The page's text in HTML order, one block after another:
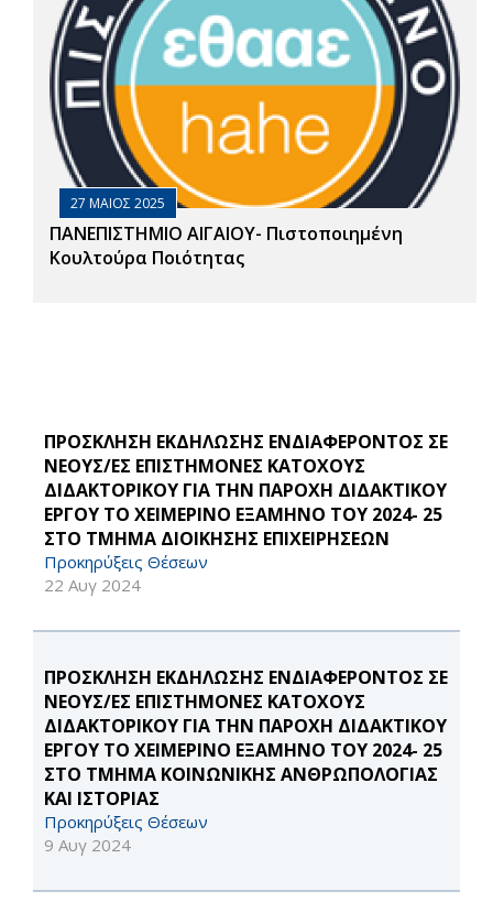
27 ΜΑΙΟΣ 2025
ΠΑΝΕΠΙΣΤΗΜΙΟ ΑΙΓΑΙΟΥ- Πιστοποιημένη
Κουλτούρα Ποιότητας
ΠΡΟΣΚΛΗΣΗ ΕΚΔΗΛΩΣΗΣ ΕΝΔΙΑΦΕΡΟΝΤΟΣ ΣΕ
ΝΕΟΥΣ/ΕΣ ΕΠΙΣΤΗΜΟΝΕΣ ΚΑΤΟΧΟΥΣ
ΔΙΔΑΚΤΟΡΙΚΟΥ ΓΙΑ ΤΗΝ ΠΑΡΟΧΗ ΔΙΔΑΚΤΙΚΟΥ
ΕΡΓΟΥ ΤΟ ΧΕΙΜΕΡΙΝΟ ΕΞΑΜΗΝΟ ΤΟΥ 2024- 25
ΣΤΟ ΤΜΗΜΑ ΔΙΟΙΚΗΣΗΣ ΕΠΙΧΕΙΡΗΣΕΩΝ
Προκηρύξεις Θέσεων
22 Αυγ 2024
ΠΡΟΣΚΛΗΣΗ ΕΚΔΗΛΩΣΗΣ ΕΝΔΙΑΦΕΡΟΝΤΟΣ ΣΕ
ΝΕΟΥΣ/ΕΣ ΕΠΙΣΤΗΜΟΝΕΣ ΚΑΤΟΧΟΥΣ
ΔΙΔΑΚΤΟΡΙΚΟΥ ΓΙΑ ΤΗΝ ΠΑΡΟΧΗ ΔΙΔΑΚΤΙΚΟΥ
ΕΡΓΟΥ ΤΟ ΧΕΙΜΕΡΙΝΟ ΕΞΑΜΗΝΟ ΤΟΥ 2024- 25
ΣΤΟ ΤΜΗΜΑ ΚΟΙΝΩΝΙΚΗΣ ΑΝΘΡΩΠΟΛΟΓΙΑΣ
ΚΑΙ ΙΣΤΟΡΙΑΣ
Προκηρύξεις Θέσεων
9 Αυγ 2024